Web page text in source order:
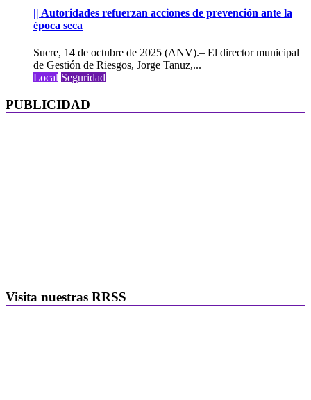
|| Autoridades refuerzan acciones de prevención ante la
época seca
Sucre, 14 de octubre de 2025 (ANV).– El director municipal
de Gestión de Riesgos, Jorge Tanuz,...
Local Seguridad
PUBLICIDAD
Visita nuestras RRSS